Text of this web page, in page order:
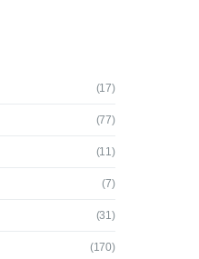
(17)
(77)
(11)
(7)
(31)
(170)